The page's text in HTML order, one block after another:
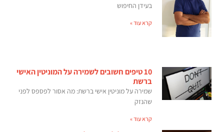
בעידן החיפוש
קרא עוד »
10 טיפים חשובים לשמירה על המוניטין האישי
ברשת
שמירה על מוניטין אישי ברשת: מה אסור לפספס לפני
שהנזק
קרא עוד »